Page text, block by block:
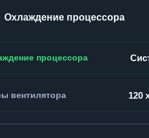
Охлаждение процессора
процессора
вентилятора 120